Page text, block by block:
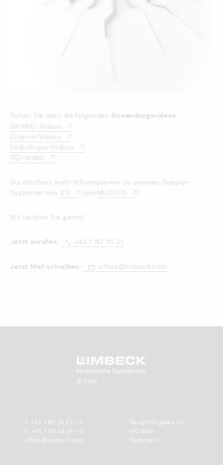
Sehen Sie dazu die folgenden Anwendungsvideos:
20-MHz-Videos
Drop-in-Videos
Endoskopie-Videos
TQI-Video
Sie möchten mehr Informationen zu unseren Doppler-
Systemen von VTI und MIZUHO ?
Wir beraten Sie gerne!
Jetzt anrufen: +43 1 767 55 21
Jetzt Mail schreiben: office@limbeck.com
Zum Anfang scrollen.
© 2026
T: +43 1 767 55 21 – 0
F: +43 1 767 55 21 – 11
office@limbeck.com
Ganghofergasse 22
1110 Wien
Österreich